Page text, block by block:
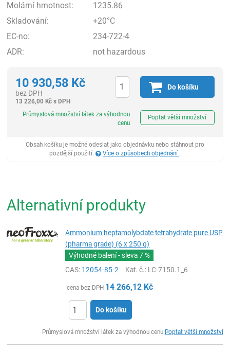
Molární hmotnost:
1235.86
Skladování:
+20°C
EC-no:
234-722-4
ADR:
not hazardous
10 930,58 Kč
bez DPH
13 226,00Kč s DPH
Do košíku
Průmyslová množství látek za výhodnou
cenu
Poptat větší množství
Obsah košíku je možné odeslat jako objednávku nebo stáhnout pro
pozdější použití.
Více o způsobech objednání .
Alternativní produkty
Ammonium heptamolybdate tetrahydrate pure USP
(pharma grade) (6 x 250 g)
Výhodné balení - sleva7 %
CAS: 12054-85-2 Kat. č.: LC-7150.1_6
cena bez DPH 14 266,12 Kč
Do košíku
Průmyslová množství látek za výhodnou cenu Poptat větší množství